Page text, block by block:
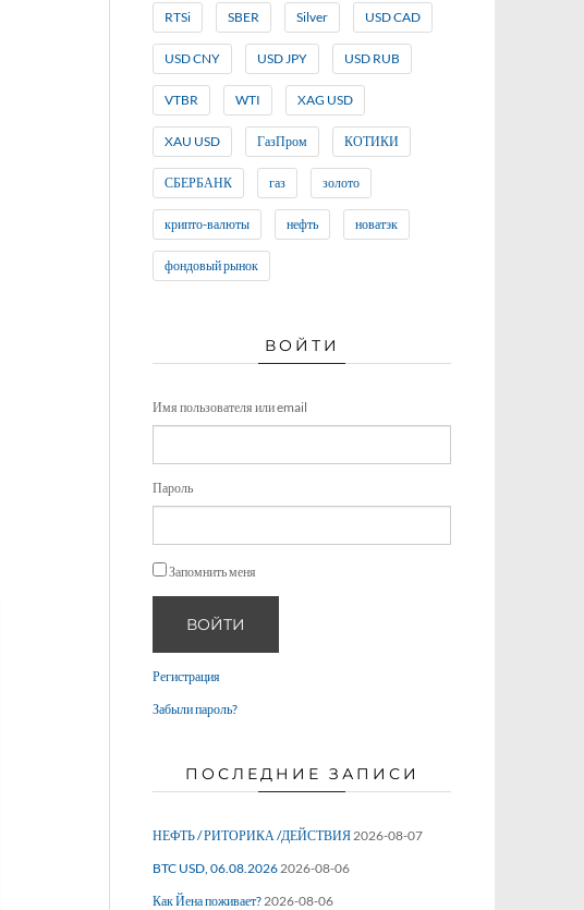
RTSi SBER Silver USD CAD
USD CNY USD JPY USD RUB
VTBR WTI XAG USD
XAU USD ГазПром КОТИКИ
СБЕРБАНК газ золото
крипто-валюты нефть новатэк
фондовый рынок
ВОЙТИ
Имя пользователя или email
Пароль
Запомнить меня
ВОЙТИ
Регистрация
Забыли пароль?
ПОСЛЕДНИЕ ЗАПИСИ
НЕФТЬ / РИТОРИКА /ДЕЙСТВИЯ2026-08-07
BTC USD, 06.08.20262026-08-06
Как Йена поживает?2026-08-06